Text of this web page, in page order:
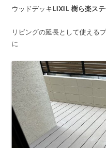
ウッドデッキLIXIL 樹ら楽ス
リビングの延長として使える
に